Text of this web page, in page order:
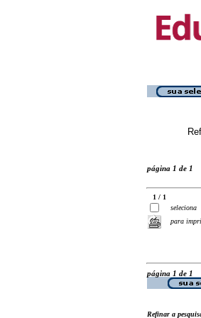
página 1 de 1
1 / 1
seleciona
para
página 1 de 1
Refinar a